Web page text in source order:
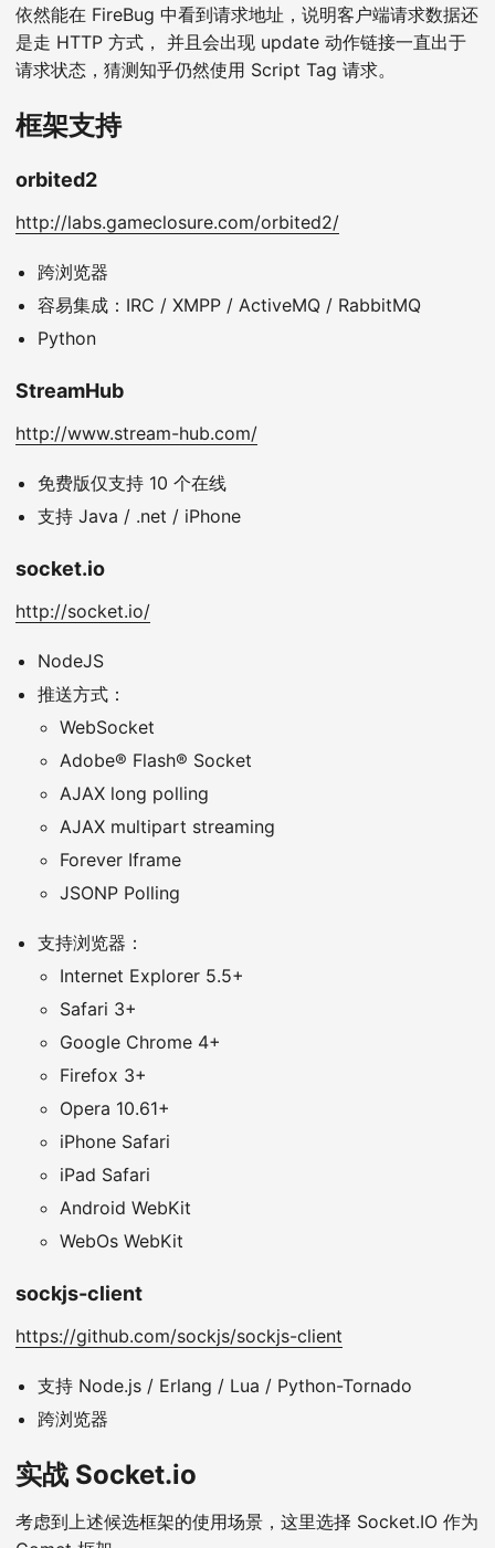
依然能在 FireBug 中看到请求地址，说明客户端请求数据还
是走 HTTP 方式， 并且会出现 update 动作链接一直出于
请求状态，猜测知乎仍然使用 Script Tag 请求。
框架支持
orbited2
http://labs.gameclosure.com/orbited2/
跨浏览器
容易集成：IRC / XMPP / ActiveMQ / RabbitMQ
Python
StreamHub
http://www.stream-hub.com/
免费版仅支持 10 个在线
支持 Java / .net / iPhone
socket.io
http://socket.io/
NodeJS
推送方式：
WebSocket
Adobe® Flash® Socket
AJAX long polling
AJAX multipart streaming
Forever Iframe
JSONP Polling
支持浏览器：
Internet Explorer 5.5+
Safari 3+
Google Chrome 4+
Firefox 3+
Opera 10.61+
iPhone Safari
iPad Safari
Android WebKit
WebOs WebKit
sockjs-client
https://github.com/sockjs/sockjs-client
支持 Node.js / Erlang / Lua / Python-Tornado
跨浏览器
实战 Socket.io
考虑到上述候选框架的使用场景，这里选择 Socket.IO 作为